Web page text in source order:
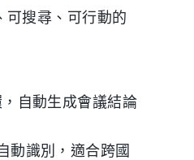
可搜尋、可行動的
自動生成會議結論
動識別，適合跨國